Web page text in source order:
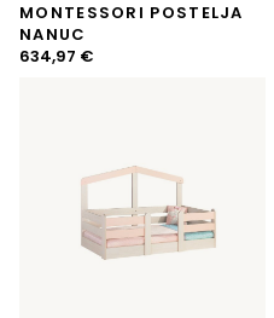
MONTESSORI POSTELJA
NANUC
634,97 €